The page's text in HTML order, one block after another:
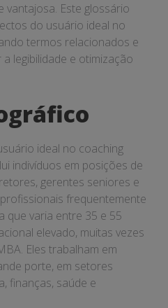
vantajosa. Este glossário
do usuário ideal no
termos relacionados e
legibilidade e otimização
ideal no coaching
indivíduos em posições de
gerentes seniores e
frequentemente
que varia entre 35 e 55
elevado, muitas vezes
Eles trabalham em
porte, em setores
finanças, saúde e